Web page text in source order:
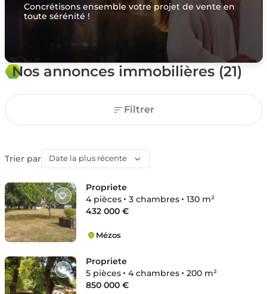
Concrétisons ensemble votre projet de vente en
toute sérénité !
Nos annonces immobilières (21)
Filtrer
Trier par Date la plus récente
Propriete
4 pièces
3 chambres
130 m²
432 000 €
Mézos
Propriete
5 pièces
4 chambres
200 m²
850 000 €